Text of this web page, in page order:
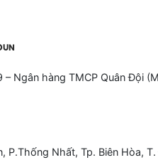
Ngân hàng TMCP Quân Đội
P.Thống Nhất, Tp. Biên Hòa,